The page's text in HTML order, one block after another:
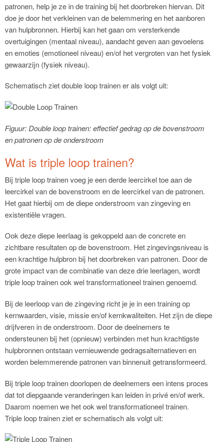
patronen, help je ze in de training bij het doorbreken hiervan. Dit
doe je door het verkleinen van de belemmering en het aanboren
van hulpbronnen. Hierbij kan het gaan om versterkende
overtuigingen (mentaal niveau), aandacht geven aan gevoelens
en emoties (emotioneel niveau) en/of het vergroten van het fysiek
gewaarzijn (fysiek niveau).
Schematisch ziet double loop trainen er als volgt uit:
Figuur: Double loop trainen: effectief gedrag op de bovenstroom
en patronen op de onderstroom
Wat is triple loop trainen?
Bij triple loop trainen voeg je een derde leercirkel toe aan de
leercirkel van de bovenstroom en de leercirkel van de patronen.
Het gaat hierbij om de diepe onderstroom van zingeving en
existentiële vragen.
Ook deze diepe leerlaag is gekoppeld aan de concrete en
zichtbare resultaten op de bovenstroom. Het zingevingsniveau is
een krachtige hulpbron bij het doorbreken van patronen. Door de
grote impact van de combinatie van deze drie leerlagen, wordt
triple loop trainen ook wel transformationeel trainen genoemd.
Bij de leerloop van de zingeving richt je je in een training op
kernwaarden, visie, missie en/of kernkwaliteiten. Het zijn de diepe
drijfveren in de onderstroom. Door de deelnemers te
ondersteunen bij het (opnieuw) verbinden met hun krachtigste
hulpbronnen ontstaan vernieuwende gedragsalternatieven en
worden belemmerende patronen van binnenuit getransformeerd.
Bij triple loop trainen doorlopen de deelnemers een intens proces
dat tot diepgaande veranderingen kan leiden in privé en/of werk.
Daarom noemen we het ook wel transformationeel trainen.
Triple loop trainen ziet er schematisch als volgt uit: